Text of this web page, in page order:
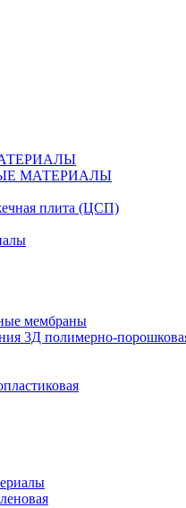
МАТЕРИАЛЫ
плита (ЦСП)
мембраны
3Д полимерно-